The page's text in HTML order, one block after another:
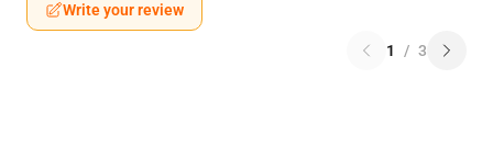
Write your review
1 / 3